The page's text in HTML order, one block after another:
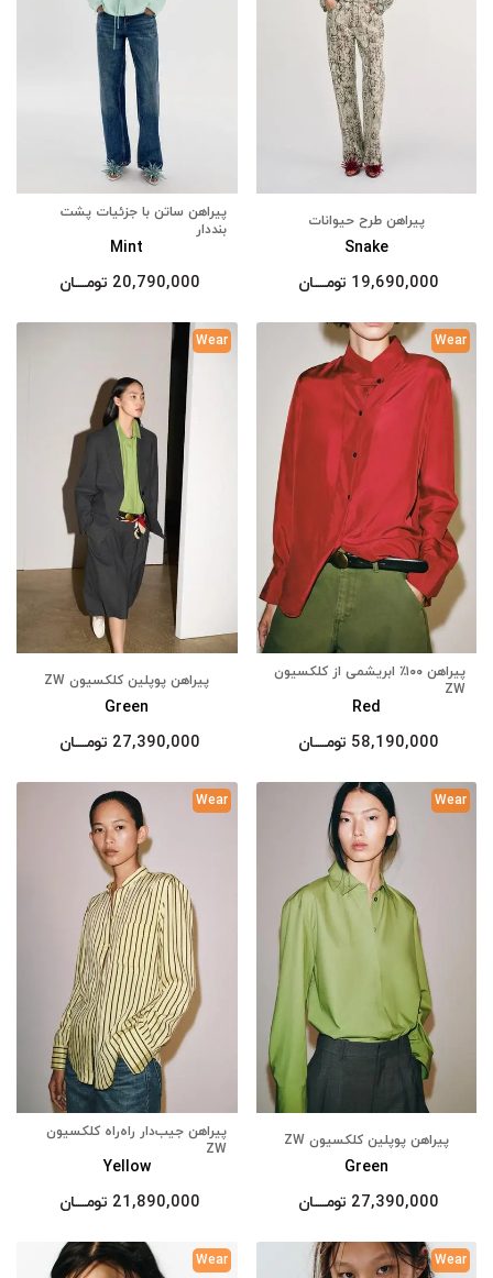
پیراهن طرح حیوانات
Snake
19,690,000 تومــــــان
پیراهن ساتن با جزئیات پشت
بنددار
Mint
20,790,000 تومــــــان
Wear
پیراهن ۱۰۰٪ ابریشمی از کلکسیون
ZW
Red
58,190,000 تومــــــان
Wear
پیراهن پوپلین کلکسیون ZW
Green
27,390,000 تومــــــان
Wear
پیراهن پوپلین کلکسیون ZW
Green
27,390,000 تومــــــان
Wear
پیراهن جیب‌دار راه‌راه کلکسیون
ZW
Yellow
21,890,000 تومــــــان
Wear
Wear